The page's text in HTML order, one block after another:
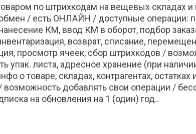
по штрихкодам на вещевых складах
/ есть ОНЛАЙН / доступные операции:
КМ, ввод КМ в оборот, подбор
возврат, списание,
просмотр ячеек, сбор штрихкодов /
упак. листа, адресное хранение (при
о товаре, складах, контрагентах, остатках
добавлять свои операции /
на обновления на 1 (один) год..